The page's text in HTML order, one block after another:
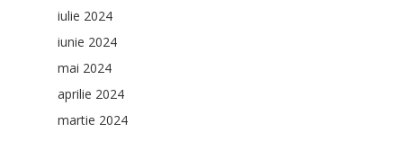
iulie 2024
iunie 2024
mai 2024
aprilie 2024
martie 2024